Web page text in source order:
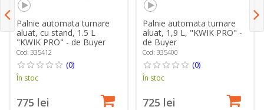
Palnie automata turnare
aluat, cu stand, 1.5 L
"KWIK PRO" - de Buyer
Cod: 335412
(0)
În stoc
775 lei
Palnie automata turnare
aluat, 1,9 L, "KWIK PRO" -
de Buyer
Cod: 335400
(0)
În stoc
725 lei